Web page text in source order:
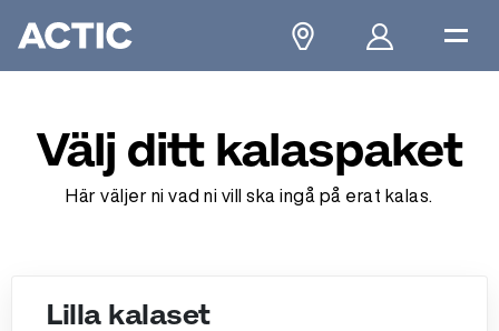
Välj ditt kalaspaket
Här väljer ni vad ni vill ska ingå på erat kalas.
Lilla kalaset